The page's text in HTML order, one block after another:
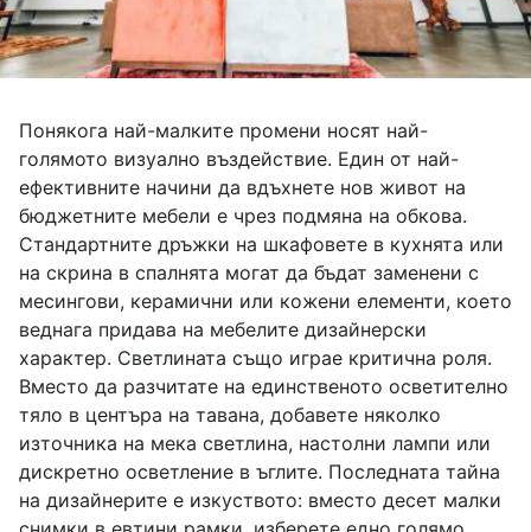
Понякога най-малките промени носят най-
голямото визуално въздействие. Един от най-
ефективните начини да вдъхнете нов живот на
бюджетните мебели е чрез подмяна на обкова.
Стандартните дръжки на шкафовете в кухнята или
на скрина в спалнята могат да бъдат заменени с
месингови, керамични или кожени елементи, което
веднага придава на мебелите дизайнерски
характер. Светлината също играе критична роля.
Вместо да разчитате на единственото осветително
тяло в центъра на тавана, добавете няколко
източника на мека светлина, настолни лампи или
дискретно осветление в ъглите. Последната тайна
на дизайнерите е изкуството: вместо десет малки